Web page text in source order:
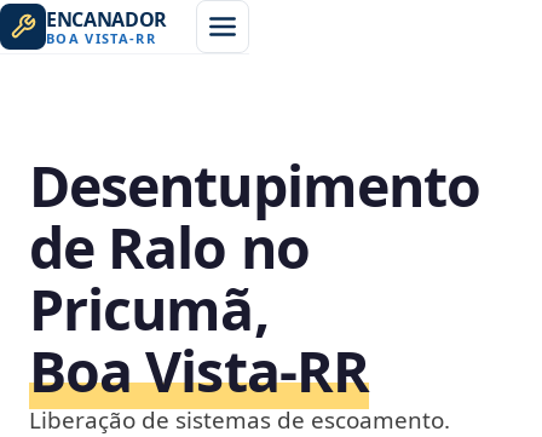
ENCANADOR
BOA VISTA-RR
Desentupimento
de Ralo no
Pricumã,
Boa Vista‑RR
Liberação de sistemas de escoamento.